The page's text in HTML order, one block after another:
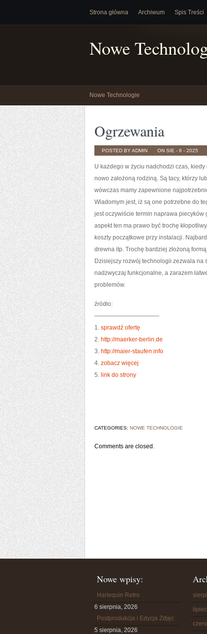
Strona główna Archiwum Spis Treści
Nowe
Nowe Technologie
Ogrzewania
POSTED BY ADMIN ON SIE - 6 - 2025
U każdego w życiu nadchodzi czas,
nowo założoną rodziną. Są tacy, którzy
wówczas mamy zapewnione
Wiadomym jest, iż są one potrzebne do
jest oczywiście termin naprawa
aspekt ten ma prawo być trochę
koszty początkowe przy instalacji.
drewna itp. Trochę bardziej złożoną
Dzisiejszy rozwój technologii zezwala na
nadzwyczaj funkcjonalne, a zarazem
problemów.
źródło:
———————————
1. sprawdź ofertę
2. http://maerker-berlin.de
3. http://maier-staufen.info
4. zobacz więcej
5. link do strony
CATEGORIES: NOWE TECHNOLOGIE
Comments are closed.
Nowe wpisy:
Harlequin Retro
6 sierpnia, 2026
Postprodukcja i Edycja Zdjęć
5 sierpnia, 2026